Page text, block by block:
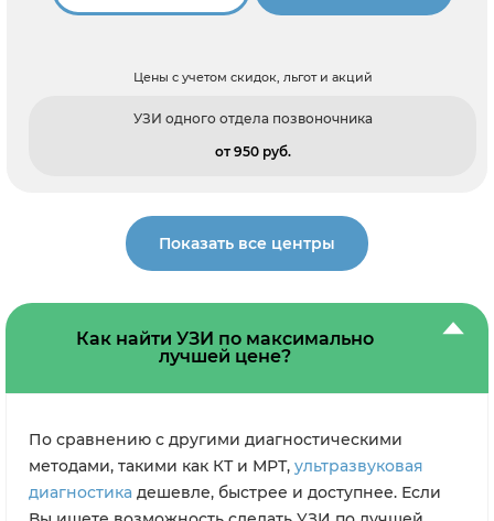
Цены с учетом скидок, льгот и акций
УЗИ одного отдела позвоночника
от 950 pуб.
Показать все центры
Как найти УЗИ по максимально
лучшей цене?
По сравнению с другими диагностическими
методами, такими как КТ и МРТ, ультразвуковая
диагностика дешевле, быстрее и доступнее. Если